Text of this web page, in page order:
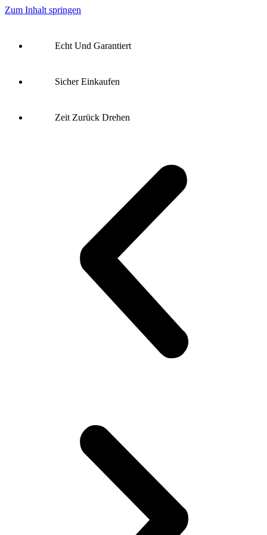
Zum Inhalt springen
Echt Und Garantiert
Sicher Einkaufen
Zeit Zurück Drehen